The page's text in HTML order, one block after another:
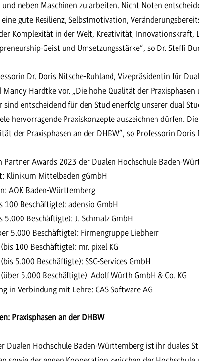
neben Maschinen zu arbeiten. Nicht Noten
gute Resilienz, Selbstmotivation,
Komplexität in der Welt, Kreativität, Innovationskraft,
Geist und Umsetzungsstärke“, so Dr. Steffi
Dr. Doris Nitsche-Ruhland, Vizepräsidentin für
Hardtke vor. „Die hohe Qualität der
sind entscheidend für den Studienerfolg unserer dual
hervorragende Praxiskonzepte auszeichnen dürfen.
der Praxisphasen an der DHBW“, so Professorin Doris
Partner Awards 2023 der Dualen Hochschule Baden-
Klinikum Mittelbaden gGmbH
AOK Baden-Württemberg
Beschäftigte): adensio GmbH
Beschäftigte): J. Schmalz GmbH
5.000 Beschäftigte): Firmengruppe Liebherr
100 Beschäftigte): mr. pixel KG
5.000 Beschäftigte): SSC-Services GmbH
5.000 Beschäftigte): Adolf Würth GmbH & Co. KG
in Verbindung mit Lehre: CAS Software AG
Praxisphasen an der DHBW
Dualen Hochschule Baden-Württemberg ist ihr duales